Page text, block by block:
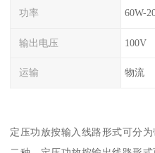
功率 60W-
输出电压 100V
运输 物流
定压功放按输入线路形式可分